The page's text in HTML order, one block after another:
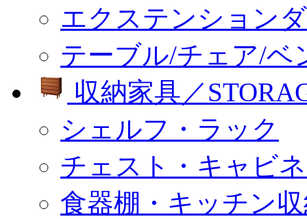
エクステンション
テーブル/チェア/ベ
収納家具／
シェルフ・ラック
チェスト・キャビ
食器棚・キッチン